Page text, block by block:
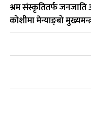
श्रम संस्कृतितर्फ
कोशीमा मेन्याङ्बो